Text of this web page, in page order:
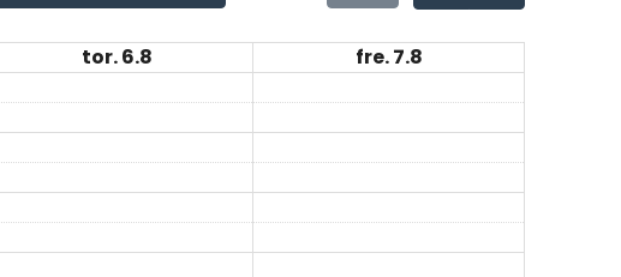
tor. 6.8
fre. 7.8